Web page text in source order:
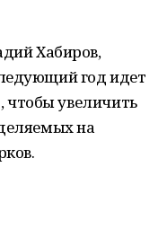
Хабиров,
год идет
чтобы увеличить
на